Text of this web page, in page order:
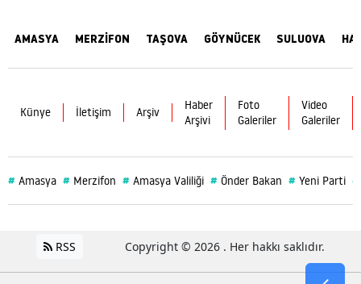
AMASYA MERZİFON TAŞOVA GÖYNÜCEK SULUOVA
Künye İletişim Arşiv
Haber
Arşivi
Foto
Galeriler
Video
Galeriler
# Amasya # Merzifon # Amasya Valiliği # Önder Bakan # Yeni Parti #
RSS Copyright © 2026 . Her hakkı saklıdır.